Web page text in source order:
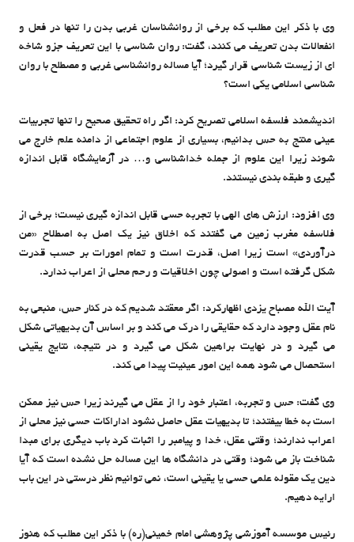
وی با ذکر این مطلب که برخی از روانشناسان غربی بدن را تنها در فعل و
انفعالات بدن تعریف می کنند، گفت: روان شناسی با این تعریف جزو شاخه
ای از زیست شناسی قرار گیرد؛ آیا مساله روانشناسی غربی و مصطلح با روان
شناسی اسلامی یکی است؟
اندیشمند فلسفه اسلامی تصریح کرد: اگر راه تحقیق صحیح را تنها تجربیات
عینی منتج به حس بدانیم، بسیاری از علوم اجتماعی از دامنه علم خارج می
شوند زیرا این علوم از جمله خداشناسی و… در آزمایشگاه قابل اندازه
گیری و طبقه بندی نیستند.
وی افزود: ارزش های الهی با تجربه حسی قابل اندازه گیری نیست؛ برخی از
فلاسفه مغرب زمین می گفتند که اخلاق نیز یک اصل به اصطلاح «من
درآوردی» است زیرا اصل، قدرت است و تمام امورات بر حسب قدرت
شکل گرفته است و اصولی چون اخلاقیات و رحم محلی از اعراب ندارد.
آیت الله مصباح یزدی اظهارکرد: اگر معقتد شدیم که در کنار حس، منبعی به
نام عقل وجود دارد که حقایقی را درک می کند و بر اساس آن بدیهیاتی شکل
می گیرد و در نهایت براهین شکل می گیرد و در نتیجه، نتایج یقینی
استحصال می شود همه این امور عینیت پیدا می کند.
وی گفت: حس و تجربه، اعتبار خود را از عقل می گیرند زیرا حس نیز ممکن
است به خطا بیفتند؛ تا بدیهیات عقل حاصل نشود اداراکات حسی نیز محلی از
اعراب ندارند؛ وقتی عقل، خدا و پیامبر را اثبات کرد باب دیگری برای مبدا
شناخت باز می شود؛ وقتی در دانشگاه ها این مساله حل نشده است که آیا
دین یک مقوله علمی حسی یا یقینی است، نمی توانیم نظر درستی در این باب
ارایه دهیم.
رئیس موسسه آموزشی پژوهشی امام خمینی(ره) با ذکر این مطلب که هنوز